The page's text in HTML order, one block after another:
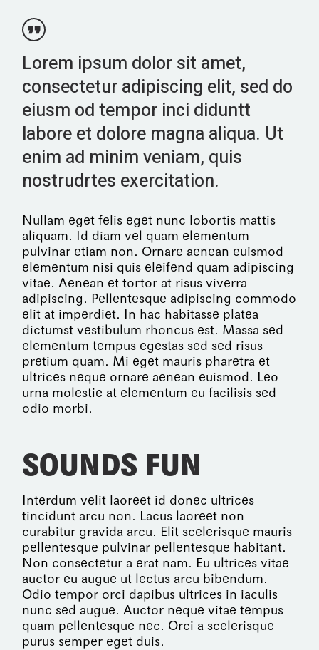
Lorem ipsum dolor sit amet,
consectetur adipiscing elit, sed do
eiusm od tempor inci diduntt
labore et dolore magna aliqua. Ut
enim ad minim veniam, quis
nostrudrtes exercitation.
Nullam eget felis eget nunc lobortis mattis
aliquam. Id diam vel quam elementum
pulvinar etiam non. Ornare aenean euismod
elementum nisi quis eleifend quam adipiscing
vitae. Aenean et tortor at risus viverra
adipiscing. Pellentesque adipiscing commodo
elit at imperdiet. In hac habitasse platea
dictumst vestibulum rhoncus est. Massa sed
elementum tempus egestas sed sed risus
pretium quam. Mi eget mauris pharetra et
ultrices neque ornare aenean euismod. Leo
urna molestie at elementum eu facilisis sed
odio morbi.
SOUNDS FUN
Interdum velit laoreet id donec ultrices
tincidunt arcu non. Lacus laoreet non
curabitur gravida arcu. Elit scelerisque mauris
pellentesque pulvinar pellentesque habitant.
Non consectetur a erat nam. Eu ultrices vitae
auctor eu augue ut lectus arcu bibendum.
Odio tempor orci dapibus ultrices in iaculis
nunc sed augue. Auctor neque vitae tempus
quam pellentesque nec. Orci a scelerisque
purus semper eget duis.